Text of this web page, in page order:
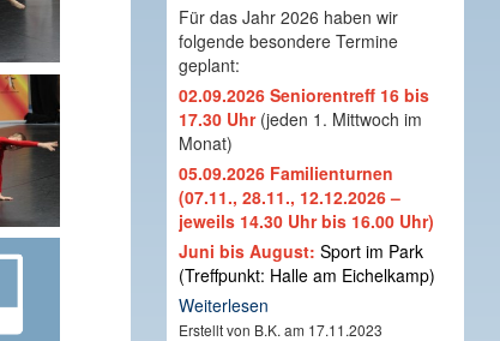
Für das Jahr 2026 haben wir
folgende besondere Termine
geplant:
02.09.2026 Seniorentreff 16 bis
17.30 Uhr (jeden 1. Mittwoch im
Monat)
05.09.2026 Familienturnen
(07.11., 28.11., 12.12.2026 –
jeweils 14.30 Uhr bis 16.00 Uhr)
Juni bis August: Sport im Park
(Treffpunkt: Halle am Eichelkamp)
Weiterlesen
Erstellt von B.K. am 17.11.2023